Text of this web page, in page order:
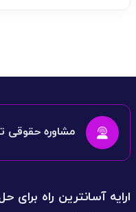
مشاوره حقوقی
ارایه آسانترین راه